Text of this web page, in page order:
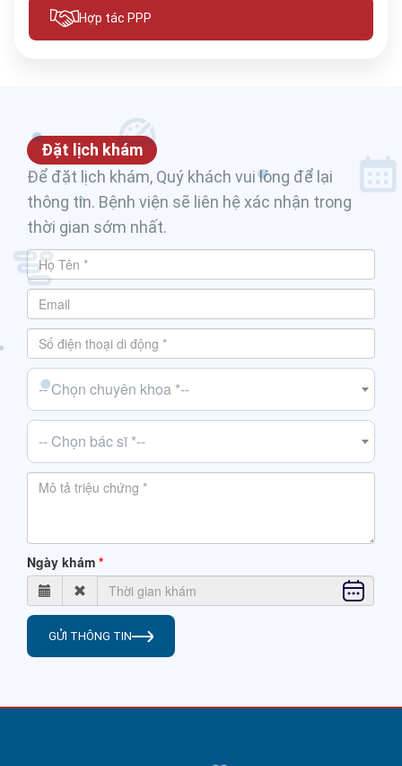
Hợp tác PPP
Đặt lịch khám
Để đặt lịch khám, Quý khách vui lòng để lại
thông tin. Bệnh viện sẽ liên hệ xác nhận trong
thời gian sớm nhất.
-- Chọn chuyên khoa *--
-- Chọn bác sĩ *--
Ngày khám
GỬI THÔNG TIN